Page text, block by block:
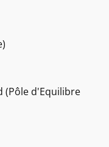
(Pôle d'Equilibre